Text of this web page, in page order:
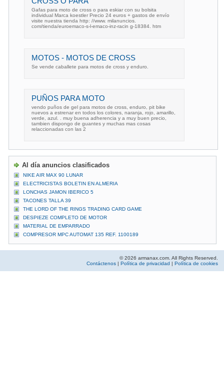
Gafas para moto de cross o para eskiar con su bolsita
individual Marca koestler Precio 24 euros + gastos de envío
visite nuestra tienda http: //www. milanuncios.
com/tienda/euroemaco-s-l-emaco-inz-racin g-18384. htm
MOTOS - MOTOS DE CROSS
Se vende caballete para motos de cross y enduro.
PUÑOS PARA MOTO
vendo puños de gel para motos de cross, enduro, pit bike
nuevos a estrenar en todos los colores, naranja, rojo, amarillo,
verde, azul. . muy buena adherencia y a muy buen precio,
tambien dispongo de guantes y muchas mas cosas
relaccionadas con las 2
Al día anuncios clasificados
NIKE AIR MAX 90 LUNAR
ELECTRICISTAS BOLETIN EN ALMERIA
LONCHAS JAMON IBERICO 5
TACONES TALLA 39
THE LORD OF THE RINGS TRADING CARD GAME
DESPIEZE COMPLETO DE MOTOR
MATERIAL DE EMPARRADO
COMPRESOR MPC AUTOMAT 135 REF. 1100189
© 2026 armanax.com. All Rights Reserved.
Contáctenos | Política de privacidad | Política de cookies